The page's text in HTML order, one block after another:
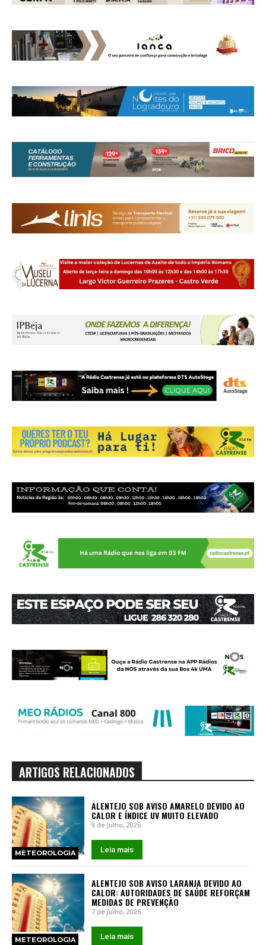
ARTIGOS RELACIONADOS
METEOROLOGIA
ALENTEJO SOB AVISO AMARELO DEVIDO AO
CALOR E ÍNDICE UV MUITO ELEVADO
9 de Julho, 2026
Leia mais
METEOROLOGIA
ALENTEJO SOB AVISO LARANJA DEVIDO AO
CALOR: AUTORIDADES DE SAÚDE REFORÇAM
MEDIDAS DE PREVENÇÃO
7 de Julho, 2026
Leia mais